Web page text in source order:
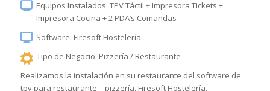
Equipos Instalados: TPV Táctil + Impresora Tickets +
Impresora Cocina + 2 PDA’s Comandas
Software: Firesoft Hostelería
Tipo de Negocio: Pizzería / Restaurante
Realizamos la instalación en su restaurante del software de
tpv para restaurante – pizzería, Firesoft Hostelería.